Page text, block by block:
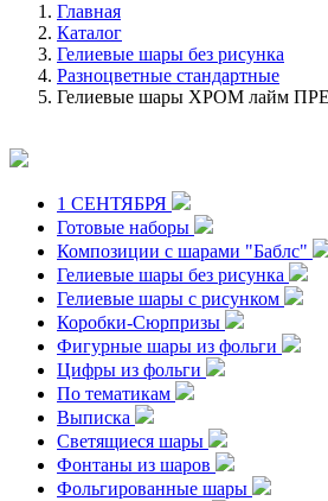
Главная
Каталог
Гелиевые шары без рисунка
Разноцветные стандартные
Гелиевые шары ХРОМ лайм
1 СЕНТЯБРЯ
Готовые наборы
Композиции с шарами "Баблс"
Гелиевые шары без рисунка
Гелиевые шары с рисунком
Коробки-Сюрпризы
Фигурные шары из фольги
Цифры из фольги
По тематикам
Выписка
Светящиеся шары
Фонтаны из шаров
Фольгированные шары